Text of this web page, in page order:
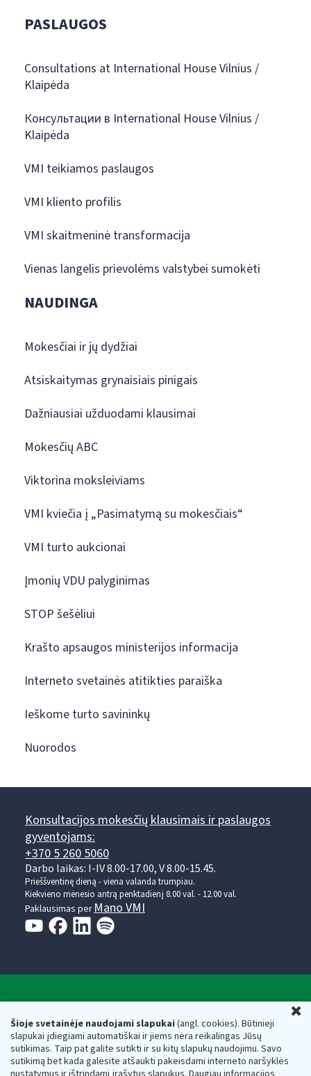
Šioje svetainėje naudojami slapukai(angl. cookies). Būtinieji
slapukai įdiegiami automatiškai ir jiems nėra reikalingas Jūsų
sutikimas. Taip pat galite sutikti ir su kitų slapukų naudojimu. Savo
sutikimą bet kada galėsite atšaukti pakeisdami interneto naršyklės
PASLAUGOS
Consultations at International House Vilnius /
Klaipėda
Консультации в International House Vilnius /
Klaipėda
VMI teikiamos paslaugos
VMI kliento profilis
VMI skaitmeninė transformacija
Vienas langelis prievolėms valstybei sumokėti
NAUDINGA
Mokesčiai ir jų dydžiai
Atsiskaitymas grynaisiais pinigais
Dažniausiai užduodami klausimai
Mokesčių ABC
Viktorina moksleiviams
VMI kviečia į „Pasimatymą su mokesčiais“
VMI turto aukcionai
Įmonių VDU palyginimas
STOP šešėliui
Krašto apsaugos ministerijos informacija
Interneto svetainės atitikties paraiška
Ieškome turto savininkų
Nuorodos
Konsultacijos mokesčių klausimais ir paslaugos
gyventojams:
+370 5 260 5060
Darbo laikas: I-IV 8.00-17.00, V 8.00-15.45.
Prieššventinę dieną - viena valanda trumpiau.
Kiekvieno mėnesio antrą penktadienį 8.00 val. - 12.00 val.
Paklausimas per Mano VMI
Respublikos finansų ministerijos
Biudžetinė įstaiga. Juridinio asmens kodas — 188659752,
adresas: Vasario 16-osios g. 14, 01107 Vilnius, Lietuva, el.paštas:
vmi@vmi.lt, E. pristatymo dėžutės adresas 188659752